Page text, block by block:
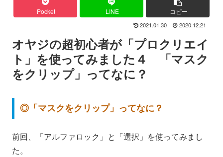
Pocket LINE コピー
2021.01.30 2020.12.21
オヤジの超初心者が「プロクリエイ
ト」を使ってみました４ 「マスク
をクリップ」ってなに？
◎「マスクをクリップ」ってなに？
前回、「アルファロック」と「選択」を使ってみまし
た。